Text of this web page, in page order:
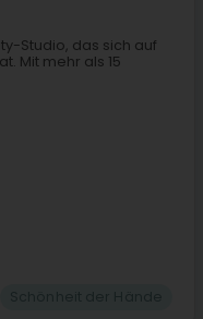
Studio, das sich auf
Mit mehr als 15